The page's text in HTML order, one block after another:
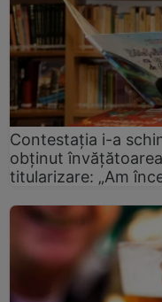
Contestația i-a
obținut
titularizare: „Am